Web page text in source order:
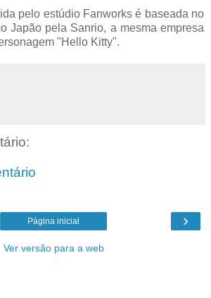
pelo estúdio Fanworks é baseada no
Japão pela Sanrio, a mesma empresa
"Hello Kitty".
›
Página inicial
Ver versão para a web